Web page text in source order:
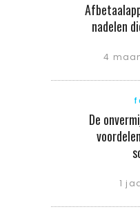
nadelen
4
De
1